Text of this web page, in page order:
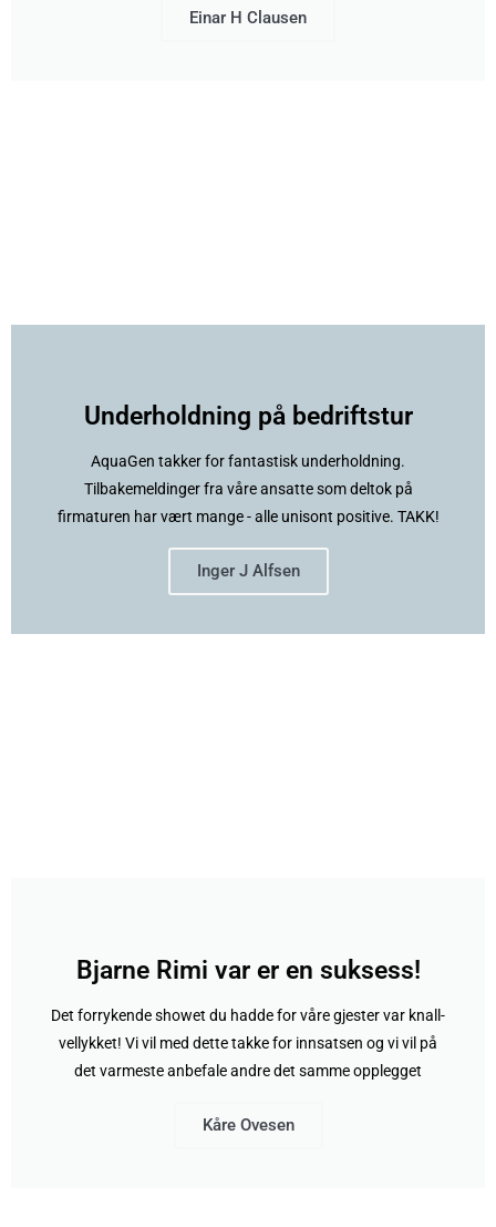
Einar H Clausen
Underholdning på bedriftstur
AquaGen takker for fantastisk underholdning.
Tilbakemeldinger fra våre ansatte som deltok på
firmaturen har vært mange - alle unisont positive. TAKK!
Inger J Alfsen
Bjarne Rimi var er en suksess!
Det forrykende showet du hadde for våre gjester var knall-
vellykket! Vi vil med dette takke for innsatsen og vi vil på
det varmeste anbefale andre det samme opplegget
Kåre Ovesen